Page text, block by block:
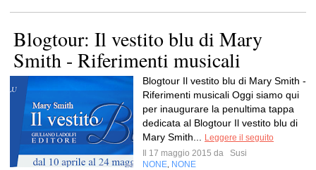
Blogtour: Il vestito blu di Mary
Smith - Riferimenti musicali
Blogtour Il vestito blu di Mary Smith -
Riferimenti musicali Oggi siamo qui
per inaugurare la penultima tappa
dedicata al Blogtour Il vestito blu di
Mary Smith...
Leggere il seguito
Il 17 maggio 2015 da
Susi
NONE NONE